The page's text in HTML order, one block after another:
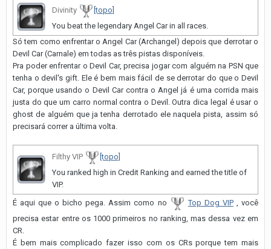
Divinity
[topo]
You beat the legendary Angel Car in all races.
Só tem como enfrentar o Angel Car (Archangel) depois que derrotar o
Devil Car (Carnale) em todas as três pistas disponíveis.
Pra poder enfrentar o Devil Car, precisa jogar com alguém na PSN que
tenha o devil's gift. Ele é bem mais fácil de se derrotar do que o Devil
Car, porque usando o Devil Car contra o Angel já é uma corrida mais
justa do que um carro normal contra o Devil. Outra dica legal é usar o
ghost de alguém que ja tenha derrotado ele naquela pista, assim só
precisará correr a última volta.
Filthy VIP
[topo]
You ranked high in Credit Ranking and earned the title of
VIP.
É aqui que o bicho pega. Assim como no Top Dog VIP, você
precisa estar entre os 1000 primeiros no ranking, mas dessa vez em
CR.
É bem mais complicado fazer isso com os CRs porque tem mais